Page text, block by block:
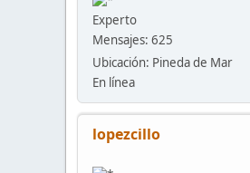
Experto
Mensajes: 625
Ubicación: Pineda de Mar
En línea
lopezcillo